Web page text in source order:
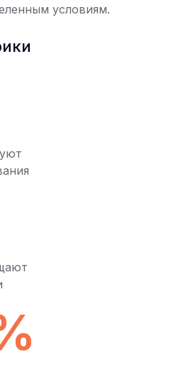
условиям.